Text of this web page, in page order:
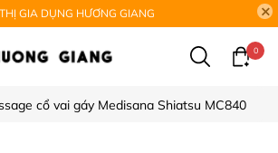
GIA DỤNG HƯƠNG GIANG
0
cổ vai gáy Medisana Shiatsu MC840